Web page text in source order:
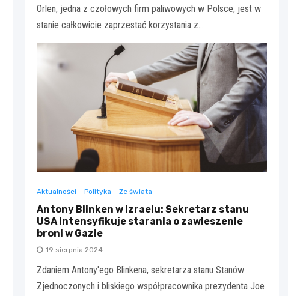
Orlen, jedna z czołowych firm paliwowych w Polsce, jest w
stanie całkowicie zaprzestać korzystania z…
Aktualności Polityka Ze świata
Antony Blinken w Izraelu: Sekretarz stanu
USA intensyfikuje starania o zawieszenie
broni w Gazie
19 sierpnia 2024
Zdaniem Antony'ego Blinkena, sekretarza stanu Stanów
Zjednoczonych i bliskiego współpracownika prezydenta Joe